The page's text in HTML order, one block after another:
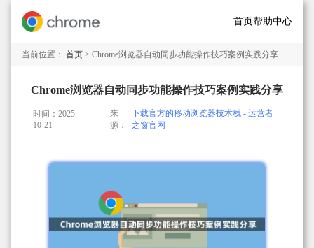
首页帮助中心
当前位置： 首页 > Chrome浏览器自动同步功能操作技巧案例实践分享
Chrome浏览器自动同步功能操作技巧案例实践分享
时间：2025-
10-21
来
源：
下载官方的移动浏览器技术栈 - 运营者
之窗官网